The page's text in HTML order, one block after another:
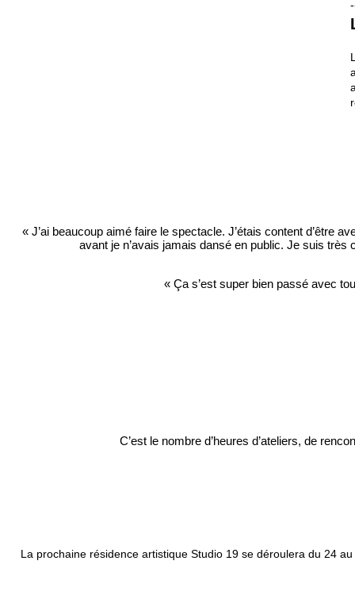
« J’ai beaucoup aimé faire le spectacle. J’étais content d’être
avant je n’avais jamais dansé en public. Je suis
« Ça s’est super bien passé avec
C’est le nombre d’heures d’ateliers, de
La prochaine résidence artistique Studio 19 se déroulera du 24